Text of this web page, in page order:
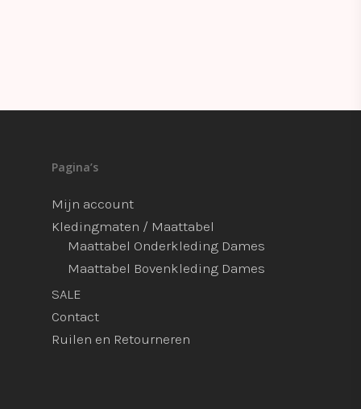
Pagina’s
Mijn account
Kledingmaten / Maattabel
Maattabel Onderkleding Dames
Maattabel Bovenkleding Dames
SALE
Contact
Ruilen en Retourneren